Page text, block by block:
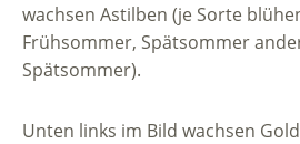
wachsen Astilben (je Sorte
Frühsommer, Spätsommer
Spätsommer).
Unten links im Bild wachsen